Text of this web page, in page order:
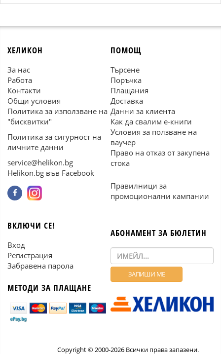
ХЕЛИКОН
За нас
Работа
Контакти
Общи условия
Политика за използване на
"бисквитки"
Политика за сигурност на
личните данни
service@helikon.bg
Helikon.bg във Facebook
ПОМОЩ
Търсене
Поръчка
Плащания
Доставка
Данни за клиента
Как да свалим е-книги
Условия за ползване на
ваучер
Право на отказ от закупена
стока
Правилници за
промоционални кампании
ВКЛЮЧИ СЕ!
Вход
Регистрация
Забравена парола
МЕТОДИ ЗА ПЛАЩАНЕ
АБОНАМЕНТ ЗА БЮЛЕТИН
Copyright © 2000-2026 Всички права запазени.